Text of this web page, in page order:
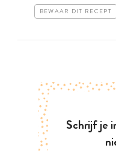
BEWAAR DIT RECEPT
Schrijf je